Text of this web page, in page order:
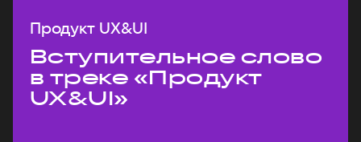
Продукт UX&UI
Вступительное слово
в треке «Продукт
UX&UI»